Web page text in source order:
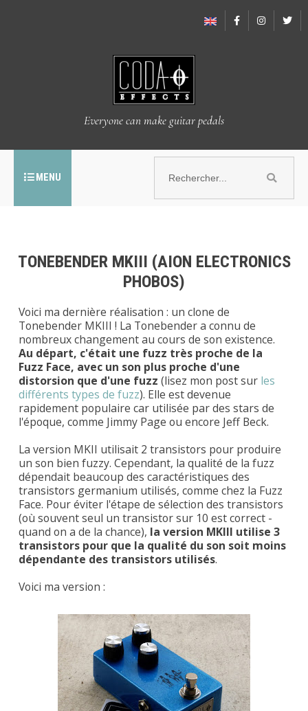
Everyone can make guitar pedals
MENU
TONEBENDER MKIII (AION ELECTRONICS
PHOBOS)
Voici ma dernière réalisation : un clone de
Tonebender MKIII ! La Tonebender a connu de
nombreux changement au cours de son existence.
Au départ, c'était une fuzz très proche de la
Fuzz Face, avec un son plus proche d'une
distorsion que d'une fuzz (lisez mon post sur les
différents types de fuzz). Elle est devenue
rapidement populaire car utilisée par des stars de
l'époque, comme Jimmy Page ou encore Jeff Beck.
La version MKII utilisait 2 transistors pour produire
un son bien fuzzy. Cependant, la qualité de la fuzz
dépendait beaucoup des caractéristiques des
transistors germanium utilisés, comme chez la Fuzz
Face. Pour éviter l'étape de sélection des transistors
(où souvent seul un transistor sur 10 est correct -
quand on a de la chance), la version MKIII utilise 3
transistors pour que la qualité du son soit moins
dépendante des transistors utilisés.
Voici ma version :